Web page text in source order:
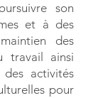
son
et à des
des
travail ainsi
activités
pour